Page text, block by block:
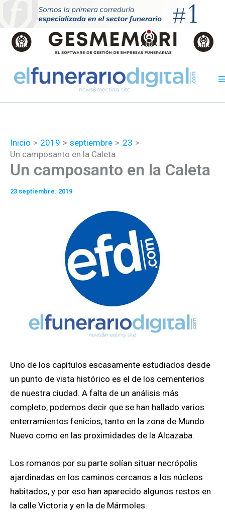
contenido
Inicio 2019 septiembre
23
Un camposanto en la Caleta
Un camposanto en la Caleta
23 septiembre. 2019
Uno de los capítulos escasamente estudiados desde
un punto de vista histórico es el de los cementerios
de nuestra ciudad. A falta de un análisis más
completo, podemos decir que se han hallado varios
enterramientos fenicios, tanto en la zona de Mundo
Nuevo como en las proximidades de la Alcazaba.
Los romanos por su parte solían situar necrópolis
ajardinadas en los caminos cercanos a los núcleos
habitados, y por eso han aparecido algunos restos en
la calle Victoria y en la de Mármoles.